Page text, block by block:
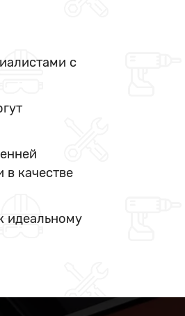
с
в качестве
идеальному